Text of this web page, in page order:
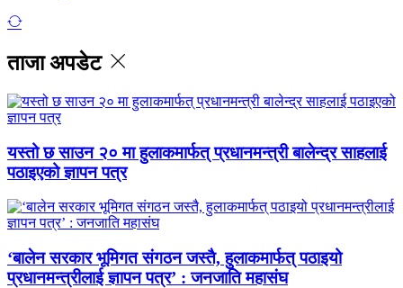
ताजा अपडेट
यस्तो छ साउन २० मा हुलाकमार्फत् प्रधानमन्त्री बालेन्द्र साहलाई
पठाइएको ज्ञापन पत्र
‘बालेन सरकार भूमिगत संगठन जस्तै, हुलाकमार्फत् पठाइयो
प्रधानमन्त्रीलाई ज्ञापन पत्र’ : जनजाति महासंघ